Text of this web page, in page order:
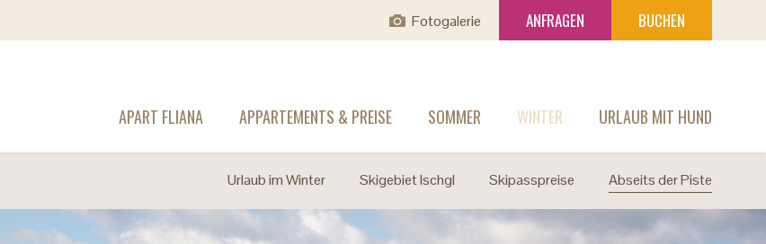
ANFRAGEN BUCHEN
Fotogalerie
APART FLIANA APPARTEMENTS & PREISE SOMMER WINTER URLAUB MIT HUND
Urlaub im Winter Skigebiet Ischgl Skipasspreise Abseits der Piste